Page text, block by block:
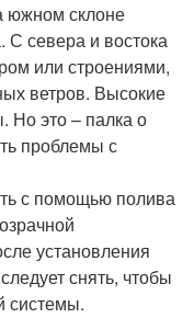
южном склоне
С севера и востока
или строениями,
ветров. Высокие
Но это – палка о
проблемы с
с помощью полива
установления
снять, чтобы
системы.